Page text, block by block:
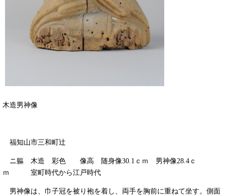
木造男神像
福知山市三和町辻
ニ軀 木造 彩色 像高 随身像30.1ｃｍ 男神像28.4ｃ
ｍ 室町時代から江戸時代
男神像は、巾子冠を被り袍を着し、両手を胸前に重ねて坐す。側面